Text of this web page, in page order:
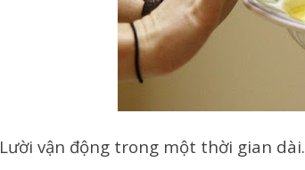
Lười vận động trong một thời gian dài.